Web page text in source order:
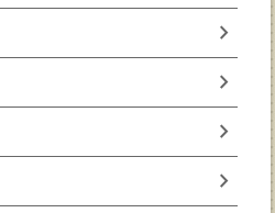
chevron_right
chevron_right
chevron_right
chevron_right